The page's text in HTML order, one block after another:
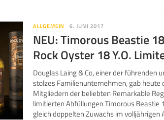
ALLGEMEIN 6. JUNI 2017
NEU: Timorous Beastie
Rock Oyster 18 Y.O.
Douglas Laing & Co, einer der führenden
stolzes Familienunternehmen, gab
Mitgliedern der beliebten Remarkable
limitierten Abfüllungen Timorous Beastie
gleich doppelten Zuwachs im volljährigen